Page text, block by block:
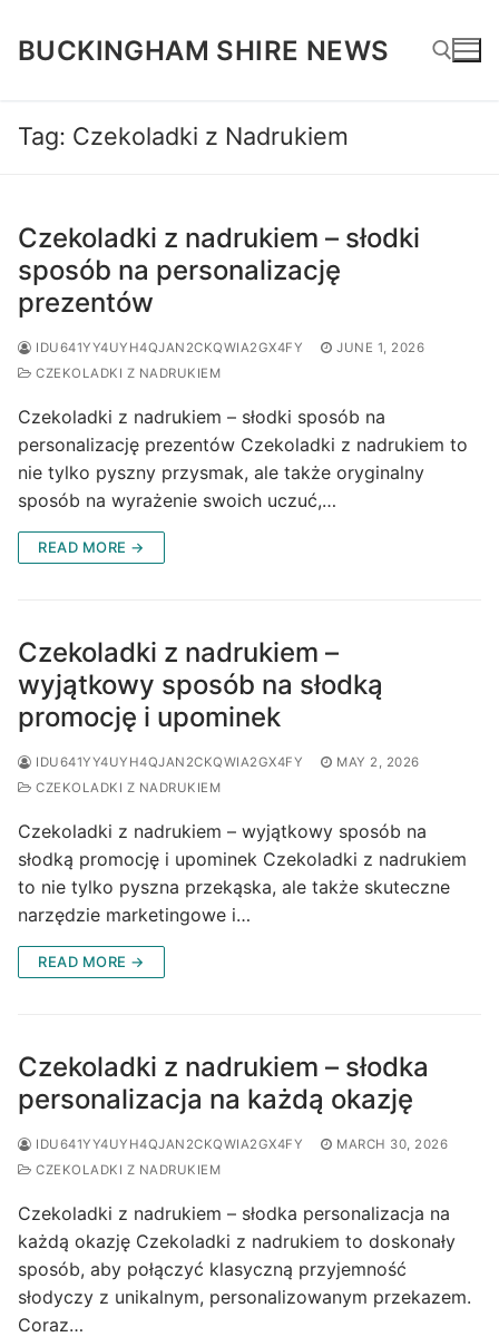
content
BUCKINGHAM SHIRE NEWS
Search for:
Tag: Czekoladki z Nadrukiem
Czekoladki z nadrukiem – słodki
sposób na personalizację
prezentów
IDU641YY4UYH4QJAN2CKQWIA2GX4FY
JUNE 1, 2026
CZEKOLADKI Z NADRUKIEM
Czekoladki z nadrukiem – słodki sposób na
personalizację prezentów Czekoladki z nadrukiem to
nie tylko pyszny przysmak, ale także oryginalny
sposób na wyrażenie swoich uczuć,…
READ MORE →
Czekoladki z nadrukiem –
wyjątkowy sposób na słodką
promocję i upominek
IDU641YY4UYH4QJAN2CKQWIA2GX4FY
MAY 2, 2026
CZEKOLADKI Z NADRUKIEM
Czekoladki z nadrukiem – wyjątkowy sposób na
słodką promocję i upominek Czekoladki z nadrukiem
to nie tylko pyszna przekąska, ale także skuteczne
narzędzie marketingowe i…
READ MORE →
Czekoladki z nadrukiem – słodka
personalizacja na każdą okazję
IDU641YY4UYH4QJAN2CKQWIA2GX4FY
MARCH 30, 2026
CZEKOLADKI Z NADRUKIEM
Czekoladki z nadrukiem – słodka personalizacja na
każdą okazję Czekoladki z nadrukiem to doskonały
sposób, aby połączyć klasyczną przyjemność
słodyczy z unikalnym, personalizowanym przekazem.
Coraz…